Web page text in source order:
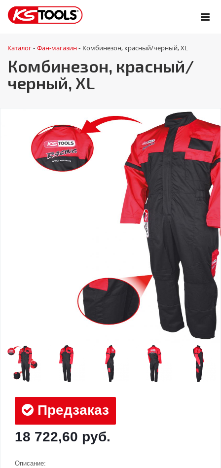
Каталог - Фан-магазин - Комбинезон, красный/черный, XL
Комбинезон, красный/
черный, XL
Предзаказ
18 722,60 руб.
Описание: